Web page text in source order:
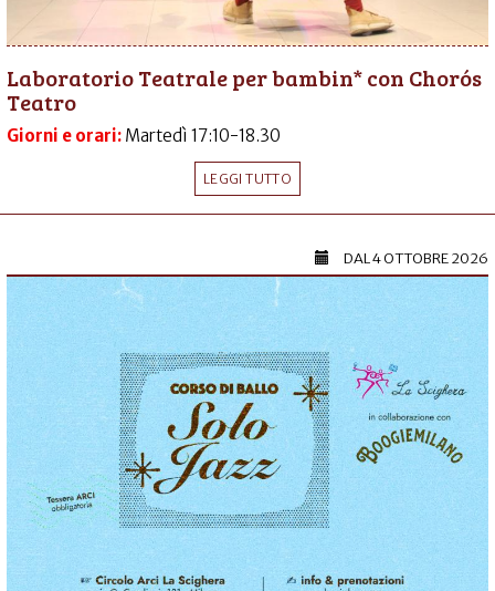
Laboratorio Teatrale per bambin* con Chorós
Teatro
Giorni e orari: Martedì 17:10-18.30
LEGGI TUTTO
DAL4 OTTOBRE 2026